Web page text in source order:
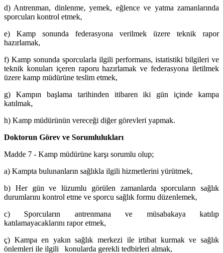
d) Antrenman, dinlenme, yemek, eğlence ve yatma zamanlarında
sporcuları kontrol etmek,
e) Kamp sonunda federasyona verilmek üzere teknik rapor
hazırlamak,
f) Kamp sonunda sporcularla ilgili performans, istatistiki bilgileri ve
teknik konuları içeren raporu hazırlamak ve federasyona iletilmek
üzere kamp müdürüne teslim etmek,
g) Kampın başlama tarihinden itibaren iki gün içinde kampa
katılmak,
h) Kamp müdürünün vereceği diğer görevleri yapmak.
Doktorun Görev ve Sorumlulukları
Madde 7 - Kamp müdürüne karşı sorumlu olup;
a) Kampta bulunanların sağlıkla ilgili hizmetlerini yürütmek,
b) Her gün ve lüzumlu görülen zamanlarda sporcuların sağlık
durumlarını kontrol etme ve sporcu sağlık formu düzenlemek,
c) Sporcuların antrenmana ve müsabakaya katılıp
katılamayacaklarını rapor etmek,
ç) Kampa en yakın sağlık merkezi ile irtibat kurmak ve sağlık
önlemleri ile ilgili konularda gerekli tedbirleri almak,